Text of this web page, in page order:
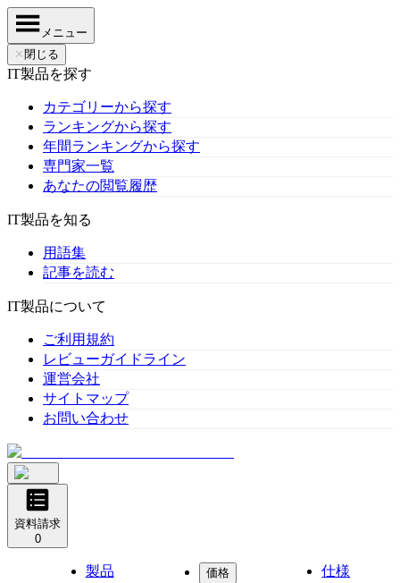
メニュー
✕ 閉じる
IT製品を探す
カテゴリーから探す
ランキングから探す
年間ランキングから探す
専門家一覧
あなたの閲覧履歴
IT製品を知る
用語集
記事を読む
IT製品について
ご利用規約
レビューガイドライン
運営会社
サイトマップ
お問い合わせ
資料請求
0
製品 価格 仕様